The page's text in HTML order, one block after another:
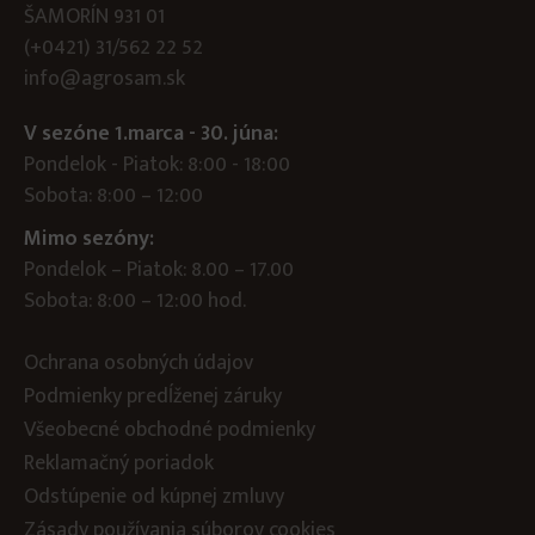
ŠAMORÍN 931 01
(+0421) 31/562 22 52
info@agrosam.sk
V sezóne 1.marca - 30. júna:
Pondelok - Piatok: 8:00 - 18:00
Sobota: 8:00 – 12:00
Mimo sezóny:
Pondelok – Piatok: 8.00 – 17.00
Sobota: 8:00 – 12:00 hod.
Ochrana osobných údajov
Podmienky predĺženej záruky
Všeobecné obchodné podmienky
Reklamačný poriadok
Odstúpenie od kúpnej zmluvy